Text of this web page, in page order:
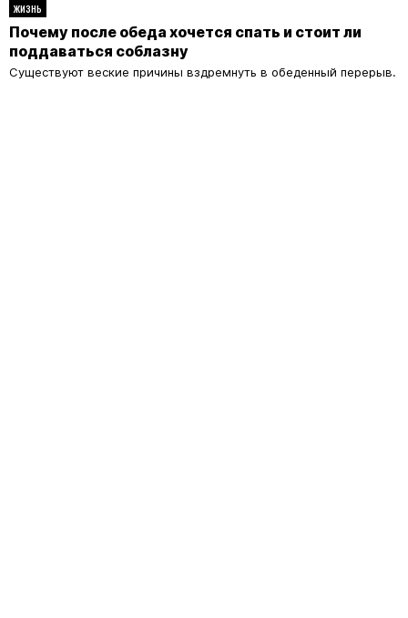
ЖИЗНЬ
Почему после обеда хочется спать и стоит ли
поддаваться соблазну
Существуют веские причины вздремнуть в обеденный перерыв.